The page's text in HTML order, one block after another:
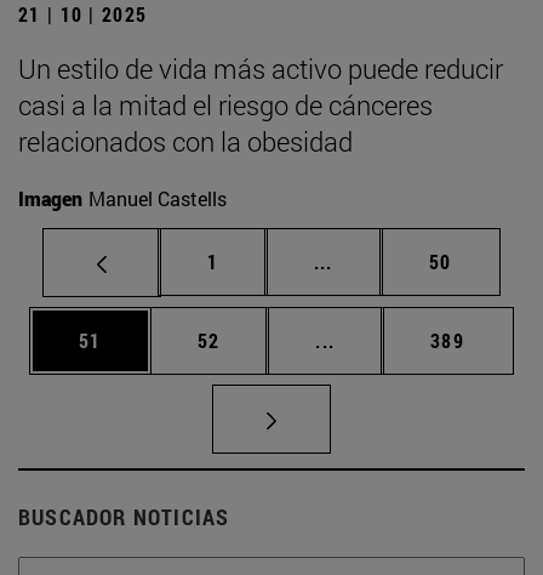
21 | 10 | 2025
Un estilo de vida más activo puede reducir
casi a la mitad el riesgo de cánceres
relacionados con la obesidad
Imagen Manuel Castells
Página
1 ... Páginas intermedias
Página
50
Página
51 Página
52 ... Páginas intermedias
Página
389
BUSCADOR NOTICIAS